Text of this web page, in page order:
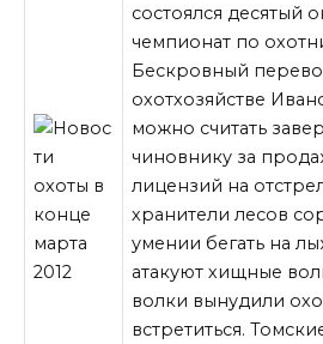
состоялся десятый
чемпионат по
Бескровный
охотхозяйстве
можно считать
чиновнику за
лицензий на
хранители лесов
умении бегать на
атакуют хищные
волки вынудили
встретиться.